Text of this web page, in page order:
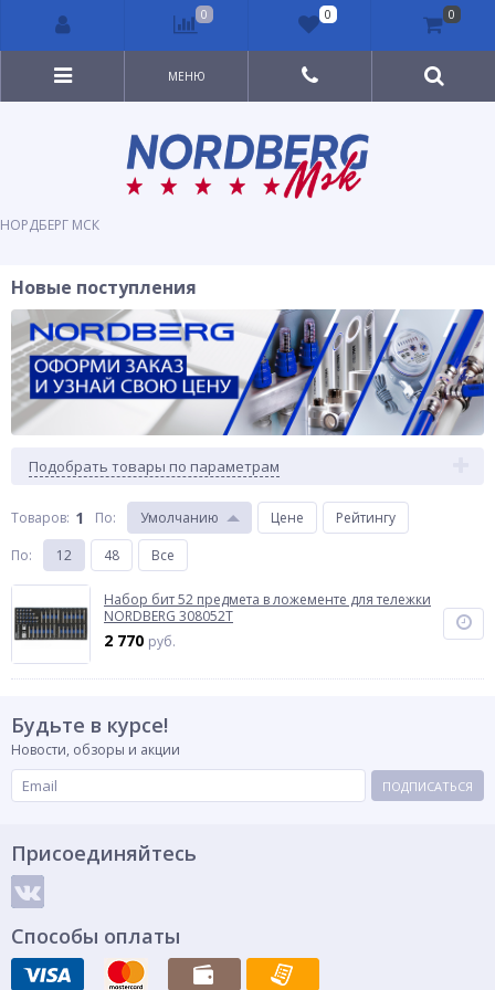
НОРДБЕРГ МСК
МЕНЮ
Новые поступления
Подобрать товары по параметрам
Товаров: 1 По: Умолчанию Цене
Рейтингу
По: 12 48 Все
Набор бит 52 предмета в ложементе для тележки
NORDBERG 308052T
2 770 руб.
Будьте в курсе!
Новости, обзоры и акции
ПОДПИСАТЬСЯ
Присоединяйтесь
Способы оплаты
0 0 0